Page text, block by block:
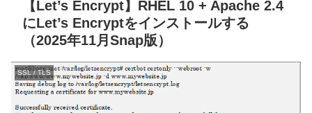
【Let’s Encrypt】RHEL 10 + Apache 2.4
にLet’s Encryptをインストールする
（2025年11月Snap版）
SSL / TLS